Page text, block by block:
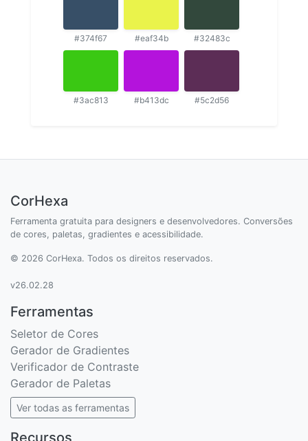
#374f67 #eaf34b #32483c
#3ac813 #b413dc #5c2d56
CorHexa
Ferramenta gratuita para designers e desenvolvedores. Conversões
de cores, paletas, gradientes e acessibilidade.
© 2026 CorHexa. Todos os direitos reservados.
v26.02.28
Ferramentas
Seletor de Cores
Gerador de Gradientes
Verificador de Contraste
Gerador de Paletas
Ver todas as ferramentas
Recursos